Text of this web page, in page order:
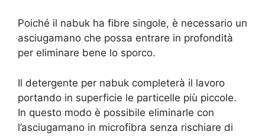
Poiché il nabuk ha fibre singole, è necessario un
asciugamano che possa entrare in profondità
per eliminare bene lo sporco.
Il detergente per nabuk completerà il lavoro
portando in superficie le particelle più piccole.
In questo modo è possibile eliminarle con
l’asciugamano in microfibra senza rischiare di